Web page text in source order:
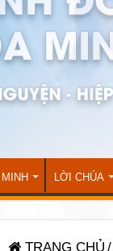
LỜI CHÚA
TRANG CHỦ /